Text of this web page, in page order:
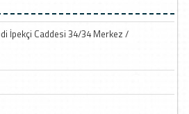
İpekçi Caddesi 34/34 Merkez /